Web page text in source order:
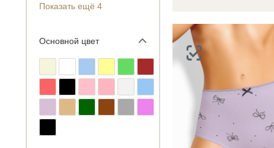
Показать ещё 4
Основной цвет